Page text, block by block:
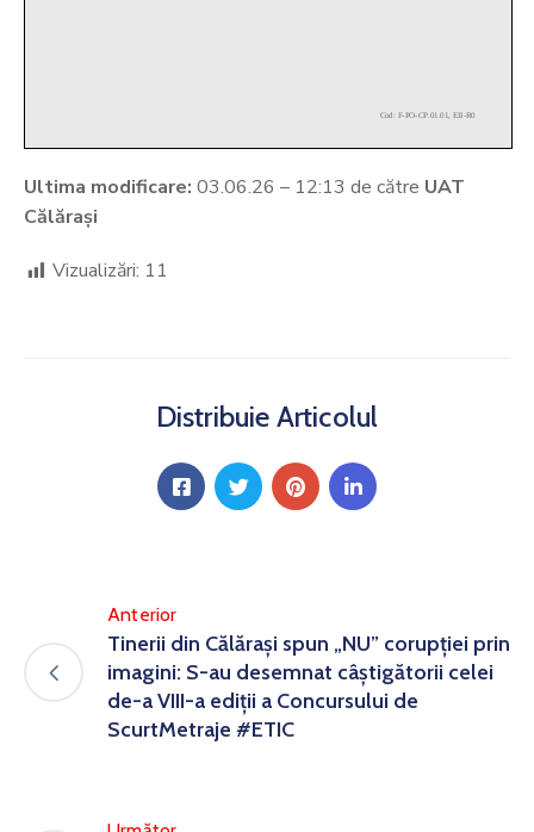
Ultima modificare: 03.06.26 – 12:13 de către UAT
Călărași
Vizualizări: 11
Distribuie Articolul
Anterior
Tinerii din Călărași spun „NU” corupției prin
imagini: S-au desemnat câștigătorii celei
de-a VIII-a ediții a Concursului de
ScurtMetraje #ETIC